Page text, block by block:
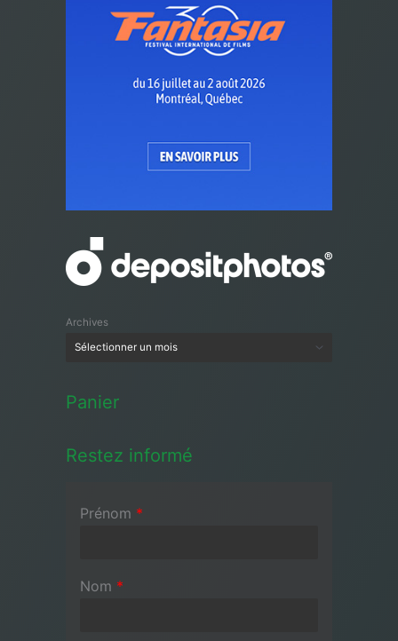
Archives
Panier
Restez informé
Prénom *
Nom *